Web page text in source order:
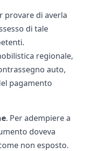
provare di averla
di tale
regionale,
auto,
pagamento
. Per adempiere a
doveva
non esposto.